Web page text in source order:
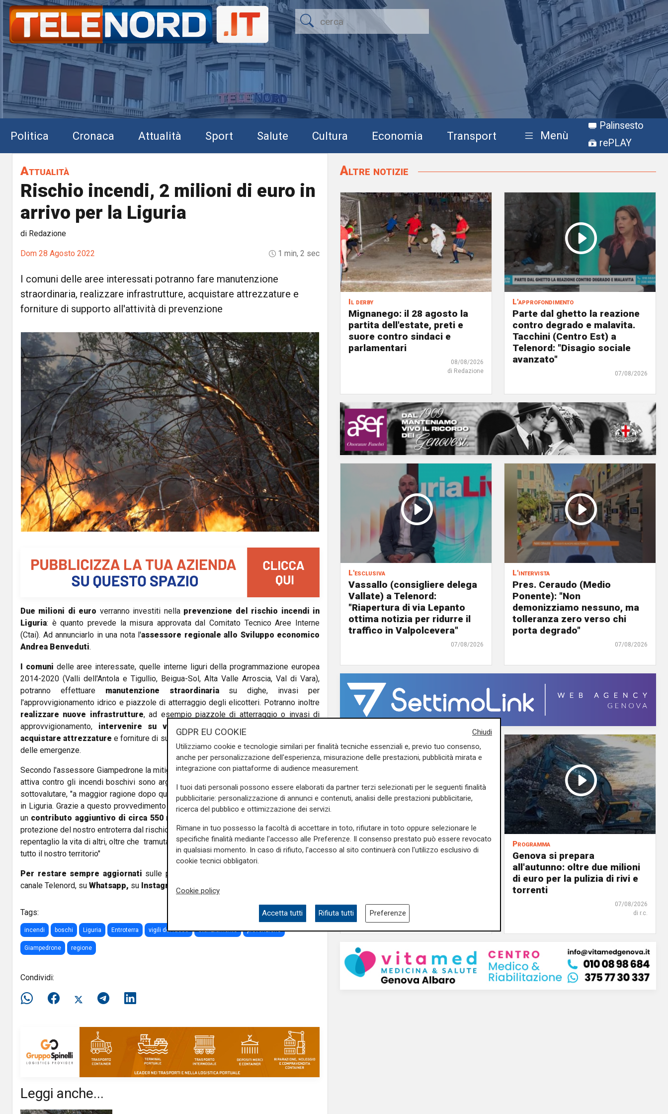
Politica Cronaca Attualità Sport Salute Cultura Economia Transport Menù
Palinsesto
rePLAY
Attualità
Rischio incendi, 2 milioni di euro in
arrivo per la Liguria
di Redazione
Dom 28 Agosto 2022 1 min, 2 sec
I comuni delle aree interessati potranno fare manutenzione
straordinaria, realizzare infrastrutture, acquistare attrezzature e
forniture di supporto all'attività di prevenzione
Due milioni di euro verranno investiti nella prevenzione del rischio incendi in
Liguria: è quanto prevede la misura approvata dal Comitato Tecnico Aree Interne
(Ctai). Ad annunciarlo in una nota l'assessore regionale allo Sviluppo economico
Andrea Benveduti.
I comuni delle aree interessate, quelle interne liguri della programmazione europea
2014-2020 (Valli dell'Antola e Tigullio, Beigua-Sol, Alta Valle Arroscia, Val di Vara),
potranno effettuaremanutenzione straordinariasu dighe, invasi per
l'approvvigionamento idrico e piazzole di atterraggio degli elicotteri. Potranno inoltre
realizzare nuove infrastrutture, ad esempio piazzole di atterraggio o invasi di
approvvigionamento, intervenire su viali tagliafuoco e viabilità operativa
acquistare attrezzature e forniture di supporto all'attività di prevenzione e gestione
delle emergenze.
Secondo l'assessore Giampedrone la mitigazione del rischio, la prevenzione e la lotta
attiva contro gli incendi boschivi sono argomenti che non si possono in alcun modo
sottovalutare, "a maggior ragione dopo quello che è accaduto nelle scorse settimane
in Liguria. Grazie a questo provvedimento ognuna delle quattro aree interne liguri avrà
un contributo aggiuntivo di circa 550 mila euro
protezione del nostro entroterra dal rischio che l'imprudenza di alcuni possa mettere a
repentaglio la vita di altri, oltre che tramutarsi in un danno economico e ambientale per
tutto il nostro territorio"
Per restare sempre aggiornati sulle principali notizie sulla Liguria seguiteci sul
canale Telenord, su Whatsapp, su Instagram, su Youtube
Tags:
incendi boschi Liguria Entroterra vigili del fuoco stanziamento prevenzione
Giampedrone regione
Condividi:
Leggi anche...
Altre notizie
Il derby
Mignanego: il 28 agosto la
partita dell'estate, preti e
suore contro sindaci e
parlamentari
08/08/2026
di Redazione
L'approfondimento
Parte dal ghetto la reazione
contro degrado e malavita.
Tacchini (Centro Est) a
Telenord: "Disagio sociale
avanzato"
07/08/2026
L'esclusiva
Vassallo (consigliere delega
Vallate) a Telenord:
"Riapertura di via Lepanto
ottima notizia per ridurre il
traffico in Valpolcevera"
07/08/2026
L'intervista
Pres. Ceraudo (Medio
Ponente): "Non
demonizziamo nessuno, ma
tolleranza zero verso chi
porta degrado"
07/08/2026
Estate torrida
Caldo atroce, a Genova sarà
Programma
Genova si prepara
all'autunno: oltre due milioni
di euro per la pulizia di rivi e
torrenti
07/08/2026
di r.c.
Chiudi
GDPR EU COOKIE
Utilizziamo cookie e tecnologie similari per finalità tecniche essenziali e, previo tuo consenso,
anche per personalizzazione dell'esperienza, misurazione delle prestazioni, pubblicità mirata e
integrazione con piattaforme di audience measurement.
I tuoi dati personali possono essere elaborati da partner terzi selezionati per le seguenti finalità
pubblicitarie: personalizzazione di annunci e contenuti, analisi delle prestazioni pubblicitarie,
ricerca del pubblico e ottimizzazione dei servizi.
Rimane in tuo possesso la facoltà di accettare in toto, rifiutare in toto oppure selezionare le
specifiche finalità mediante l'accesso alle Preferenze. Il consenso prestato può essere revocato
in qualsiasi momento. In caso di rifiuto, l'accesso al sito continuerà con l'utilizzo esclusivo di
cookie tecnici obbligatori.
Cookie policy
Accetta tutti Rifiuta tutti Preferenze